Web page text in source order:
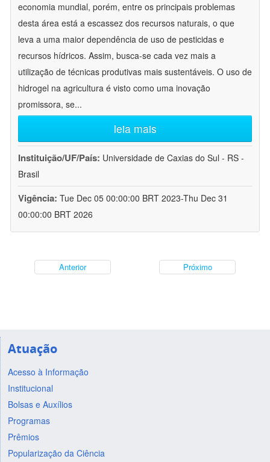
economia mundial, porém, entre os principais problemas
desta área está a escassez dos recursos naturais, o que
leva a uma maior dependência de uso de pesticidas e
recursos hídricos. Assim, busca-se cada vez mais a
utilização de técnicas produtivas mais sustentáveis. O uso de
hidrogel na agricultura é visto como uma inovação
promissora, se...
leia mais
Instituição/UF/País: Universidade de Caxias do Sul - RS -
Brasil
Vigência: Tue Dec 05 00:00:00 BRT 2023-Thu Dec 31
00:00:00 BRT 2026
Anterior Próximo
Atuação
Acesso à Informação
Institucional
Bolsas e Auxílios
Programas
Prêmios
Popularização da Ciência